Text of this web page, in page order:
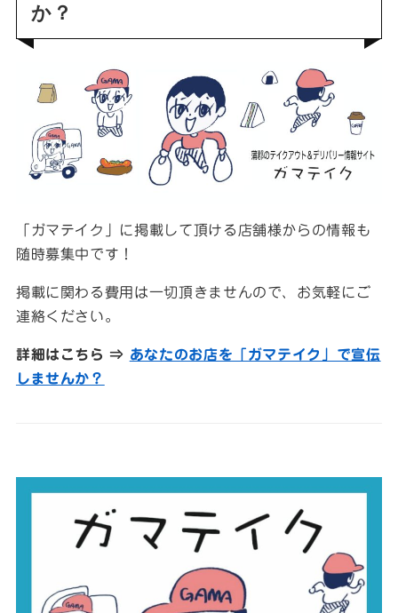
か？
「ガマテイク」に掲載して頂ける店舗様からの情報も
随時募集中です！
掲載に関わる費用は一切頂きませんので、お気軽にご
連絡ください。
詳細はこちら ⇒ あなたのお店を「ガマテイク」で宣伝
しませんか？